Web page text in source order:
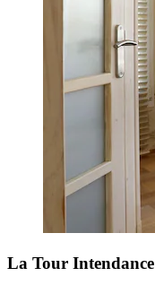
La Tour Intendance